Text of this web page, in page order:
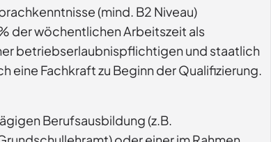
(mind. B2 Niveau)
der wöchentlichen Arbeitszeit als
betriebserlaubnispflichtigen und staatlich
eine Fachkraft zu Beginn der Qualifizierung.
Berufsausbildung (z.B.